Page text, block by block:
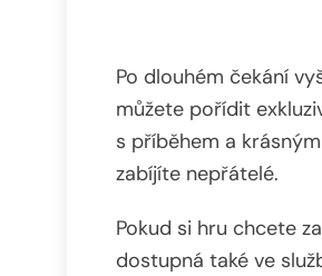
Po dlouhém čekání
můžete pořídit
s příběhem a
zabíjíte nepřátelé.
Pokud si hru chcete
dostupná také ve